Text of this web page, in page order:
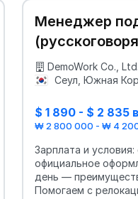
Менеджер
DemoWork Co., Ltd.
Сеул, Южная
$ 1 890 - $ 2 835
₩ 2 800 000 - ₩ 4
Зарплата и
официальное
день —
Помогаем с